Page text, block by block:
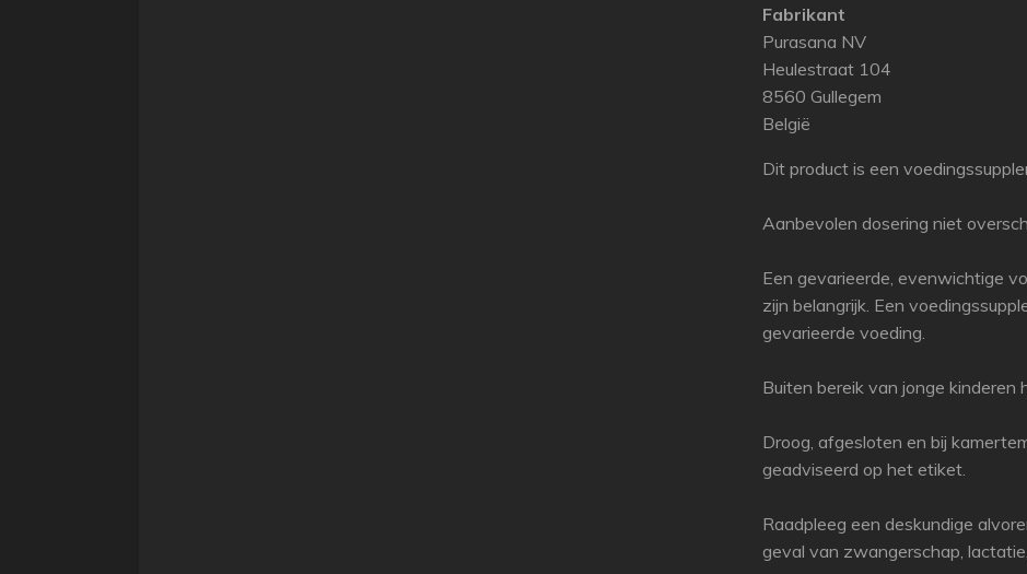
Fabrikant
Purasana NV
Heulestraat 104
8560 Gullegem
België
Dit product is een
Aanbevolen dosering niet
Een gevarieerde, evenwichtige
zijn belangrijk. Een
gevarieerde voeding.
Buiten bereik van jonge kinderen
Droog, afgesloten en bij
geadviseerd op het etiket.
Raadpleeg een deskundige
geval van zwangerschap,